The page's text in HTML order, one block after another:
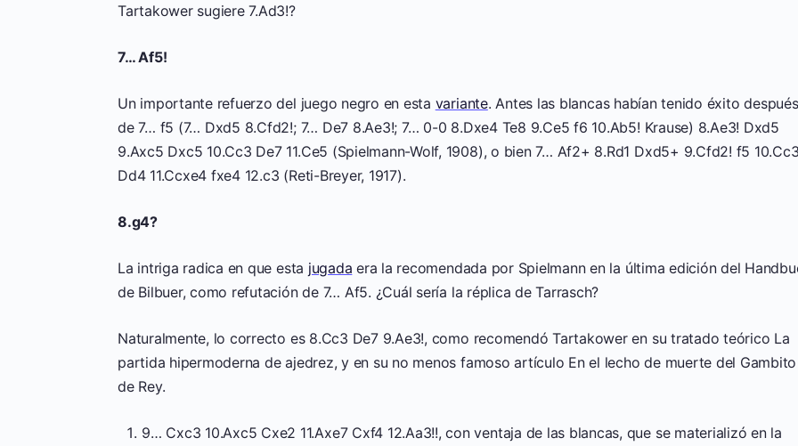
Tartakower sugiere 7.Ad3!?
7… Af5!
Un importante refuerzo del juego negro en esta variante. Antes las blancas habían tenido éxito después
de 7… f5 (7… Dxd5 8.Cfd2!; 7… De7 8.Ae3!; 7… 0-0 8.Dxe4 Te8 9.Ce5 f6 10.Ab5! Krause) 8.Ae3! Dxd5
9.Axc5 Dxc5 10.Cc3 De7 11.Ce5 (Spielmann-Wolf, 1908), o bien 7… Af2+ 8.Rd1 Dxd5+ 9.Cfd2! f5
Dd4 11.Ccxe4 fxe4 12.c3 (Reti-Breyer, 1917).
8.g4?
La intriga radica en que esta jugada era la recomendada por Spielmann en la última edición del
de Bilbuer, como refutación de 7… Af5. ¿Cuál sería la réplica de Tarrasch?
Naturalmente, lo correcto es 8.Cc3 De7 9.Ae3!, como recomendó Tartakower en su tratado teórico La
partida hipermoderna de ajedrez, y en su no menos famoso artículo En el lecho de muerte del Gambito
de Rey.
9… Cxc3 10.Axc5 Cxe2 11.Axe7 Cxf4 12.Aa3!!, con ventaja de las blancas, que se materializó en la